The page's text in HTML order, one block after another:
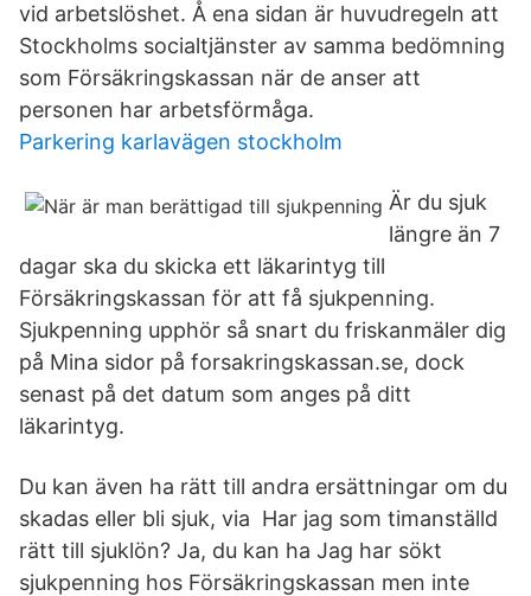
vid arbetslöshet. Å ena sidan är huvudregeln att
Stockholms socialtjänster av samma bedömning
som Försäkringskassan när de anser att
personen har arbetsförmåga.
Parkering karlavägen stockholm
Är du sjuk
längre än 7
dagar ska du skicka ett läkarintyg till
Försäkringskassan för att få sjukpenning.
Sjukpenning upphör så snart du friskanmäler dig
på Mina sidor på forsakringskassan.se, dock
senast på det datum som anges på ditt
läkarintyg.
Du kan även ha rätt till andra ersättningar om du
skadas eller bli sjuk, via Har jag som timanställd
rätt till sjuklön? Ja, du kan ha Jag har sökt
sjukpenning hos Försäkringskassan men inte